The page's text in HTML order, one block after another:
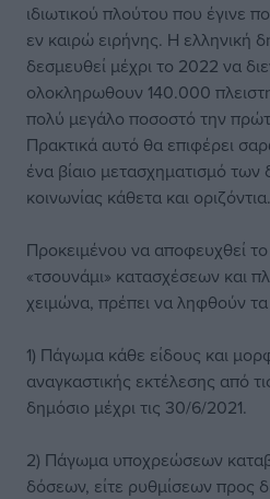
ιδιωτικού πλούτου που έγινε
εν καιρώ ειρήνης. Η ελληνική
δεσμευθεί μέχρι το 2022 να
ολοκληρωθουν 140.000
πολύ μεγάλο ποσοστό την
Πρακτικά αυτό θα επιφέρει
ένα βίαιο μετασχηματισμό
κοινωνίας κάθετα και οριζόντια.
Προκειμένου να αποφευχθεί
«τσουνάμι» κατασχέσεων και
χειμώνα, πρέπει να ληφθούν
1) Πάγωμα κάθε είδους και
αναγκαστικής εκτέλεσης από
δημόσιο μέχρι τις 30/6/2021.
2) Πάγωμα υποχρεώσεων
δόσεων, είτε ρυθμίσεων προς